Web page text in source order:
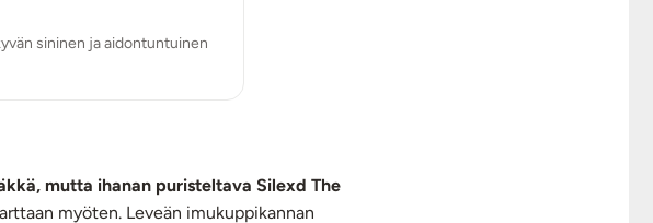
sininen ja aidontuntuinen
mutta ihanan puristeltava Silexd The
myöten. Leveän imukuppikannan